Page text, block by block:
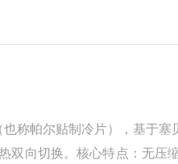
称帕尔贴制冷片），基于
双向切换。核心特点：无